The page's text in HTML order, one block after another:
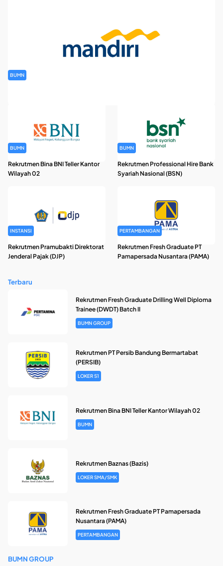
BUMN
BUMN
Rekrutmen Bina BNI Teller Kantor
Wilayah 02
BUMN
Rekrutmen Professional Hire Bank
Syariah Nasional (BSN)
INSTANSI
Rekrutmen Pramubakti Direktorat
Jenderal Pajak (DJP)
PERTAMBANGAN
Rekrutmen Fresh Graduate PT
Pamapersada Nusantara (PAMA)
Terbaru
Rekrutmen Fresh Graduate Drilling Well Diploma
Trainee (DWDT) Batch II
BUMN GROUP
Rekrutmen PT Persib Bandung Bermartabat
(PERSIB)
LOKER S1
Rekrutmen Bina BNI Teller Kantor Wilayah 02
BUMN
Rekrutmen Baznas (Bazis)
LOKER SMA/SMK
Rekrutmen Fresh Graduate PT Pamapersada
Nusantara (PAMA)
PERTAMBANGAN
BUMN GROUP